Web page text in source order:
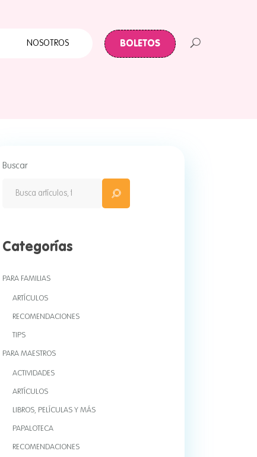
NOSOTROS BOLETOS
Papalote para todos
Buscar
Categorías
PARA FAMILIAS
ARTÍCULOS
RECOMENDACIONES
TIPS
PARA MAESTROS
ACTIVIDADES
ARTÍCULOS
LIBROS, PELÍCULAS Y MÁS
PAPALOTECA
RECOMENDACIONES